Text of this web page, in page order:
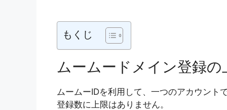
もくじ
ムームードメイン登録の
ムームーIDを利用して、一つのアカウント
登録数に上限はありません。